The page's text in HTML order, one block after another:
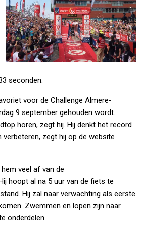
seconden.
voor de Challenge Almere-
9 september gehouden wordt.
horen, zegt hij. Hij denkt het record
zegt hij op de website
veel af van de
hoopt al na 5 uur van de fiets te
Hij zal naar verwachting als eerste
Zwemmen en lopen zijn naar
onderdelen.